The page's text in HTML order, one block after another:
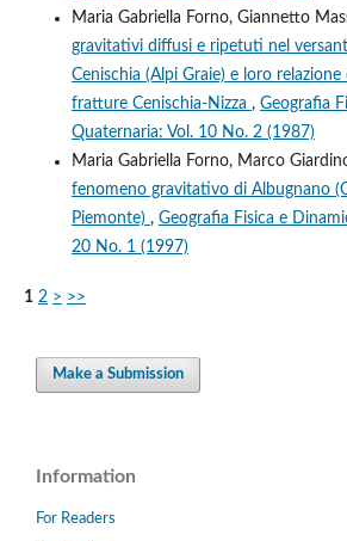
Maria Gabriella Forno, Giannetto
gravitativi diffusi e ripetuti nel
Cenischia (Alpi Graie) e loro
fratture Cenischia-Nizza , Geografia
Quaternaria: Vol. 10 No. 2 (1987)
Maria Gabriella Forno, Marco
fenomeno gravitativo di Albugnano
Piemonte) , Geografia Fisica e
20 No. 1 (1997)
1 2 > >>
Make a Submission
Information
For Readers